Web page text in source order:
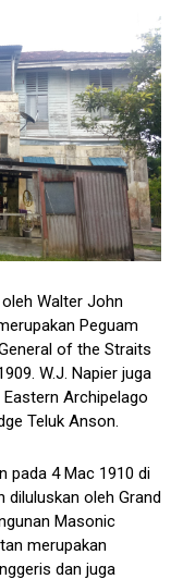
Walter John
Peguam
of the Straits
W.J. Napier juga
Archipelago
Teluk Anson.
pada 4 Mac 1910 di
oleh Grand
Masonic
merupakan
dan juga